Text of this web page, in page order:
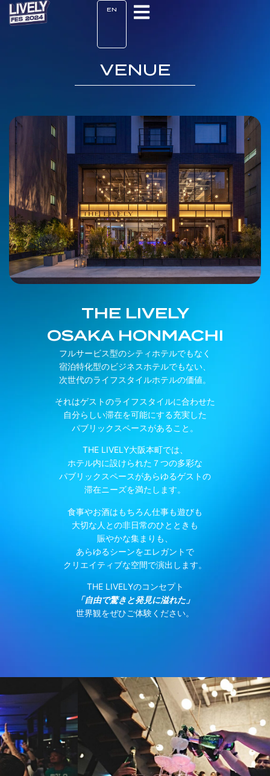
EN
VENUE
THE LIVELY
OSAKA HONMACHI
フルサービス型のシティホテルでもなく
宿泊特化型のビジネスホテルでもない、
次世代のライフスタイルホテルの価値。
それはゲストのライフスタイルに合わせた
自分らしい滞在を可能にする充実した
パブリックスペースがあること。
THE LIVELY大阪本町では、
ホテル内に設けられた７つの多彩な
パブリックスペースがあらゆるゲストの
滞在ニーズを満たします。
食事やお酒はもちろん仕事も遊びも
大切な人との非日常のひとときも
賑やかな集まりも、
あらゆるシーンをエレガントで
クリエイティブな空間で演出します。
THE LIVELYのコンセプト
「自由で驚きと発見に溢れた」
世界観をぜひご体験ください。